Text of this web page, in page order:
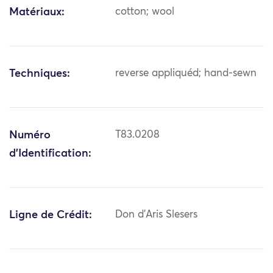
Matériaux: cotton; wool
Techniques: reverse appliquéd; hand-sewn
Numéro
d'Identification:
T83.0208
Ligne de Crédit: Don d'Aris Slesers